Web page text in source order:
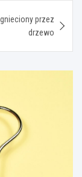
przez
drzewo